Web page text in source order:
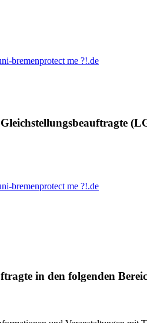
bremenprotect me ?!.de
bremenprotect me ?!.de
in den folgenden